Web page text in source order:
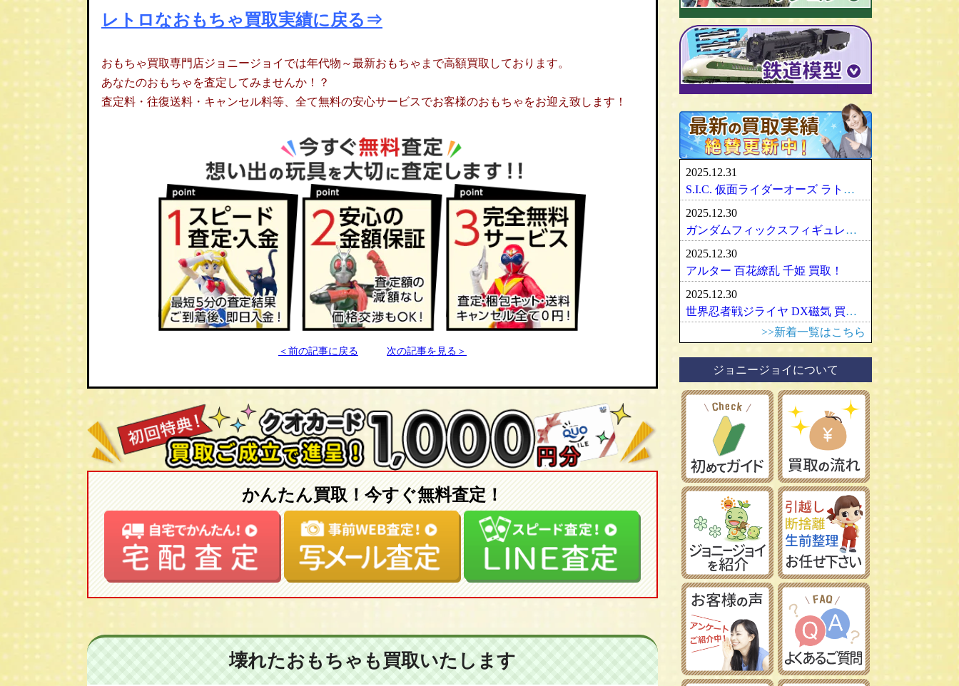
レトロなおもちゃ買取実績に戻る⇒
おもちゃ買取専門店ジョニージョイでは年代物～最新おもちゃまで高額買取しております。
あなたのおもちゃを査定してみませんか！？
査定料・往復送料・キャンセル料等、全て無料の安心サービスでお客様のおもちゃをお迎え致します！
＜前の記事に戻る 次の記事を見る＞
かんたん買取！今すぐ無料査定！
壊れたおもちゃも買取いたします
プレイモービル
マスターピース
M1号
S.H.モンスターアーツ
ULTRA-ACT
SDX
ホットトイズ/HOT TOYS
サイドショウ/SIDE SHOW
パリセイズ/PALISADES
メズコ/MEZCO
プレイアーツ/PLAY ARTS
RAH
VCD
一騎当千
東方Project
涼宮ハルヒの憂鬱
化物語・偽物語
百花繚乱
アルター/ALTER
グッドスマイルカンパニー
壽屋/コトブキヤ
グリフォンエンタープライズ
フリーイング/FREEing
やまと/YAMATO
ダイキ工業/DAIKI
ハイブリッドアクティブ/HAF
えっくす☆きゅーと
ピュアニーモ
リカちゃん
バービー
シルバニアファミリー
マドレーヌちゃん
ベアブリック・BE＠RBRICK
メディコムトイ
セキグチ
ペットワークス/PetWORKs
やまと/YAMATO
ママチャップトイ
オビツドール/OBITSU
エブロ/EBBRO
ミニチャンプス
hpiレーシング
ノレブ/NOREV
ダイヤペット/Diapet
アオシマ / DISM
ブラーゴ/Bburago
ヘルパ/herpa
大盛屋 ミクロペット
イクソ/IXO
ﾋﾞｰﾋﾞｰｱｰﾙ/BBR
アメリカ車
イタリア車
フランス車
ガンダム/GUNDAM
アーマード・コア
スーパーロボット大戦
魔神英雄伝ワタル
車・バイク
戦車・軍用機・軍艦
旅客機/飛行機
船・ボート
建築物
デコトラ
ミニ四駆
タミヤ/田宮模型
ハセガワ/長谷川製作所
フジミ模型/FUJIMI
アオシマ/青島文化教材社
イマイ/IMAI /今井科学
コトブキヤ/壽屋
イタレリ/ITALERI
レベル/Revell
カトー/KATO
トミックス/TOMIX
ﾏｲｸﾛｴｰｽ/MICRO ACE
ｸﾞﾘｰﾝﾏｯｸｽ/GREENMAX
ワールド工芸
Bトレインショーティー
モデモ/MODEMO
エンドウ/TER
ピノチオ模型
鉄道模型社
レーマン/LGB
Ｎゲージ
ＨＯゲージ
Ｚゲージ
車両パーツ
ストラクチャー
Ｇゲージ
Ｏゲージ
2025.12.31
S.I.C. 仮面ライダーオーズ ラトラーターコンボ買取
2025.12.30
ガンダムフィックスフィギュレーション GFF おまとめ買取！
2025.12.30
アルター 百花繚乱 千姫 買取！
2025.12.30
世界忍者戦ジライヤ DX磁気 買取！
>>新着一覧はこちら
ジョニージョイについて